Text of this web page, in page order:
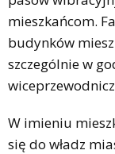
mieszkańcom.
budynków
szczególnie w
W imieniu
się do władz